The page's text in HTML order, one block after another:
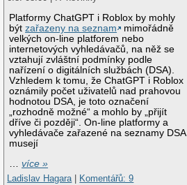
Platformy ChatGPT i Roblox by mohly
býtzařazeny na seznam
mimořádně
velkých on-line platforem nebo
internetových vyhledávačů, na něž se
vztahují zvláštní podmínky podle
nařízení o digitálních službách (DSA).
Vzhledem k tomu, že ChatGPT i Roblox
oznámily počet uživatelů nad prahovou
hodnotou DSA, je toto označení
„rozhodně možné“ a mohlo by „přijít
dříve či později“. On-line platformy a
vyhledávače zařazené na seznamy DSA
musejí
…více »
Ladislav Hagara| Komentářů: 9